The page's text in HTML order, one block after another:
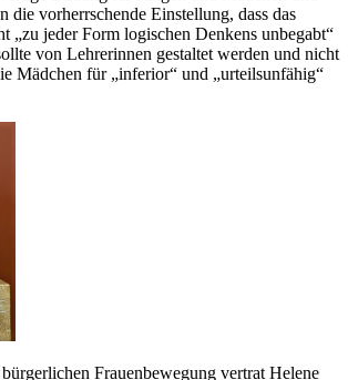
die vorherrschende Einstellung, dass das
„zu jeder Form logischen Denkens unbegabt“
von Lehrerinnen gestaltet werden und nicht
Mädchen für „inferior“ und „urteilsunfähig“
Frauenbewegung vertrat Helene